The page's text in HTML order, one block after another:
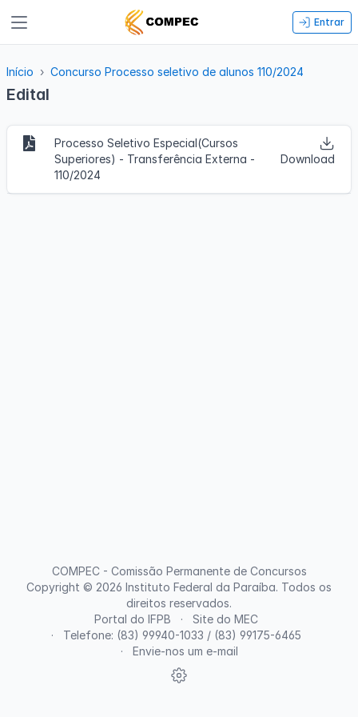
Entrar
Início Concurso Processo seletivo de alunos 110/2024
Edital
Processo Seletivo Especial(Cursos
Superiores) - Transferência Externa -
110/2024
Download
Portal do IFPB
Site do MEC
Telefone: (83) 99940-1033 / (83) 99175-6465
Envie-nos um e-mail
COMPEC - Comissão Permanente de Concursos
Copyright © 2026 Instituto Federal da Paraíba. Todos os
direitos reservados.